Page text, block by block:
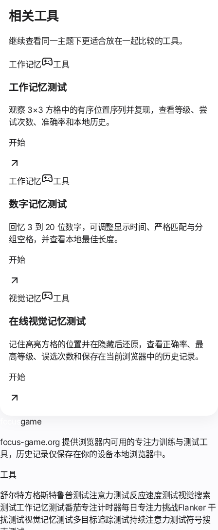
相关工具
继续查看同一主题下更适合放在一起比较的工具。
工作记忆 工具
工作记忆测试
观察 3×3 方格中的有序位置序列并复现，查看等级、尝
试次数、准确率和本地历史。
开始
工作记忆 工具
数字记忆测试
回忆 3 到 20 位数字，可调整显示时间、严格匹配与分
组空格，并查看本地最佳长度。
开始
视觉记忆 工具
在线视觉记忆测试
记住高亮方格的位置并在隐藏后还原，查看正确率、最
高等级、误选次数和保存在当前浏览器中的历史记录。
开始
focusgame
focus-game.org 提供浏览器内可用的专注力训练与测试工
具，历史记录仅保存在你的设备本地浏览器中。
工具
舒尔特方格斯特鲁普测试注意力测试反应速度测试视觉搜索
测试工作记忆测试番茄专注计时器每日专注力挑战Flanker 干
扰测试视觉记忆测试多目标追踪测试持续注意力测试符号搜